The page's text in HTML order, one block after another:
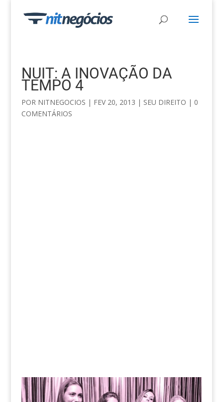
NUIT: A INOVAÇÃO DA
TEMPO 4
POR NITNEGOCIOS | FEV 20, 2013 | SEU DIREITO | 0
COMENTÁRIOS